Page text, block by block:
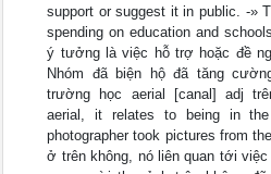
support or suggest it in public. -»
spending on education and
ý tưởng là việc hỗ trợ hoặc đề
Nhóm đã biện hộ đã tăng
trường học aerial [canal] adj
aerial, it relates to being in
photographer took pictures from
ở trên không, nó liên quan tới